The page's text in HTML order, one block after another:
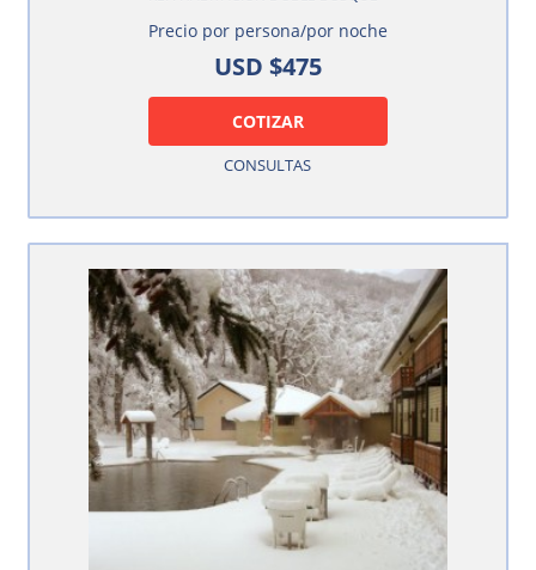
Precio por persona/por noche
USD $475
COTIZAR
CONSULTAS